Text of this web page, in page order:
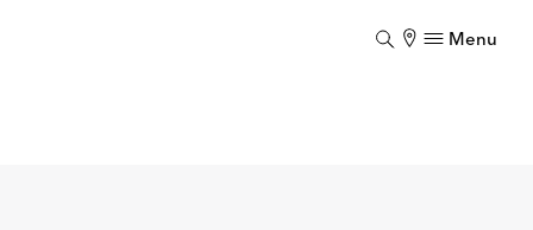
Menu